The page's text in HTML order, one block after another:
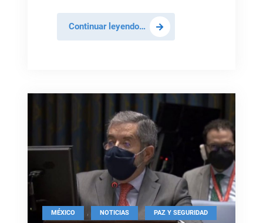
Continuar leyendo…México:
La
las
Naciones
Unidas
en
Afganistán
requiere
de
un
MÉXICO , NOTICIAS PAZ Y SEGURIDAD